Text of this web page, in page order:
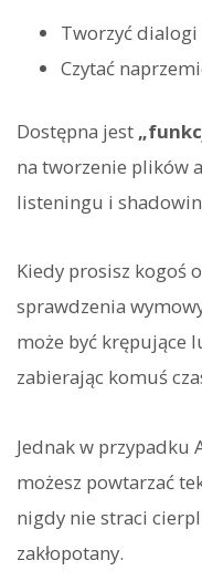
Tworzyć dialogi
Czytać
Dostępna jest
na tworzenie plików
listeningu i
Kiedy prosisz kogoś
sprawdzenia
może być krępujące
zabierając komuś
Jednak w przypadku
możesz powtarzać
nigdy nie straci
zakłopotany.